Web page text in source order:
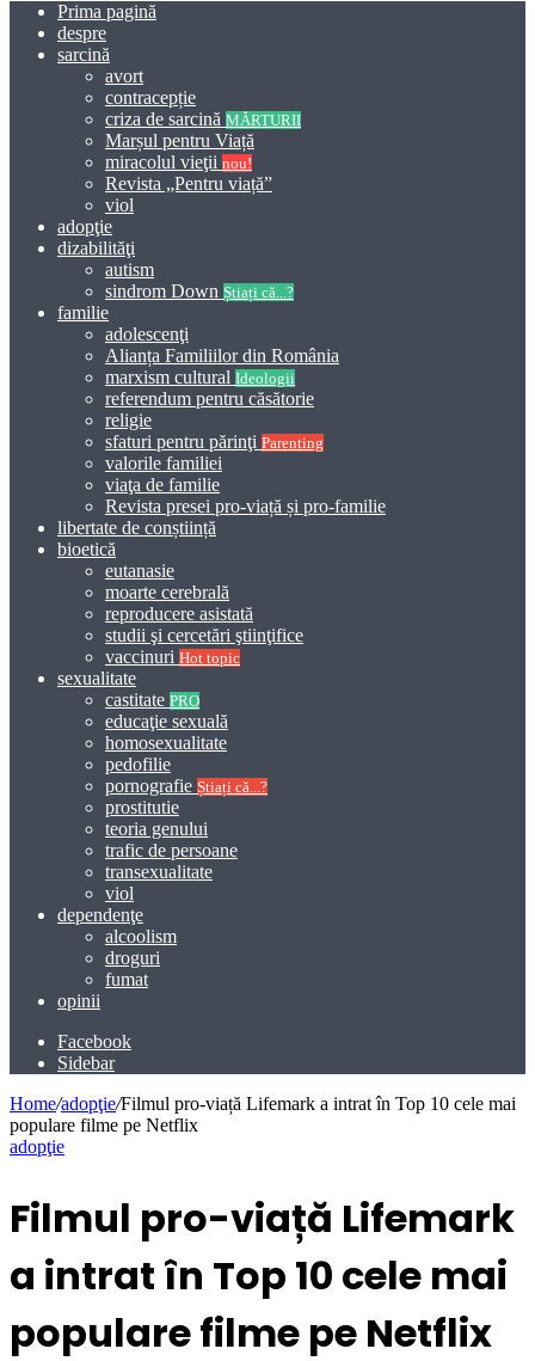
Prima pagină
despre
sarcină
avort
contracepție
criza de sarcină MĂRTURII
Marșul pentru Viață
miracolul vieţii nou!
Revista „Pentru viață”
viol
adopţie
dizabilităţi
autism
sindrom Down Știați că...?
familie
adolescenţi
Alianța Familiilor din România
marxism cultural Ideologii
referendum pentru căsătorie
religie
sfaturi pentru părinţi Parenting
valorile familiei
viaţa de familie
Revista presei pro-viață și pro-familie
libertate de conștiință
bioetică
eutanasie
moarte cerebrală
reproducere asistată
studii şi cercetări ştiinţifice
vaccinuri Hot topic
sexualitate
castitate PRO
educaţie sexuală
homosexualitate
pedofilie
pornografie Știați că...?
prostitutie
teoria genului
trafic de persoane
transexualitate
viol
dependenţe
alcoolism
droguri
fumat
opinii
Facebook
Sidebar
Home/adopţie/Filmul pro-viață Lifemark a intrat în Top 10 cele mai
populare filme pe Netflix
adopţie
Filmul pro-viață Lifemark
a intrat în Top 10 cele mai
populare filme pe Netflix